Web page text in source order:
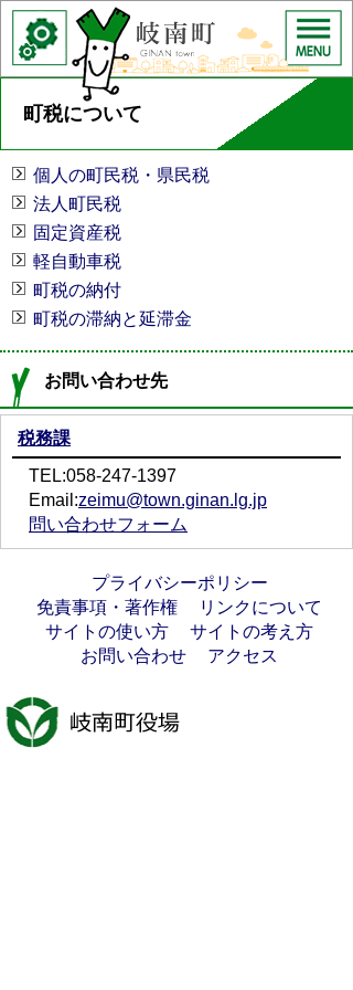
町税について
個人の町民税・県民税
法人町民税
固定資産税
軽自動車税
町税の納付
町税の滞納と延滞金
お問い合わせ先
税務課
TEL:058-247-1397
Email:zeimu@town.ginan.lg.jp
問い合わせフォーム
プライバシーポリシー
免責事項・著作権
リンクについて
サイトの使い方
サイトの考え方
お問い合わせ
アクセス